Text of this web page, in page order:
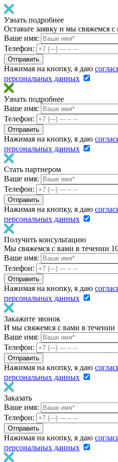
Узнать подробнее
Оставьте заявку и мы свяжемся
Ваше имя:
Телефон:
Нажимая на кнопку, я даю
персональных данных
Узнать подробнее
Ваше имя:
Телефон:
Нажимая на кнопку, я даю
персональных данных
Стать партнером
Ваше имя:
Телефон:
Нажимая на кнопку, я даю
персональных данных
Получить консультацию
Мы свяжемся с вами в течении
Ваше имя:
Телефон:
Нажимая на кнопку, я даю
персональных данных
Закажите звонок
И мы свяжемся с вами в течении
Ваше имя:
Телефон:
Нажимая на кнопку, я даю
персональных данных
Заказать
Ваше имя:
Телефон:
Нажимая на кнопку, я даю
персональных данных